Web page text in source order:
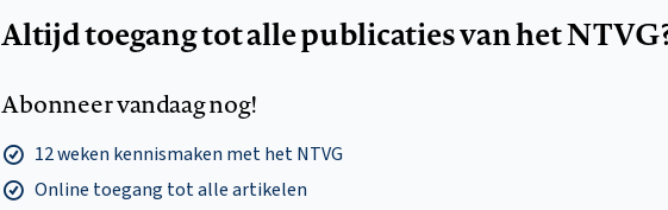
Altijd toegang tot alle publicaties van het
Abonneer vandaag nog!
12 weken kennismaken met het NTVG
Online toegang tot alle artikelen